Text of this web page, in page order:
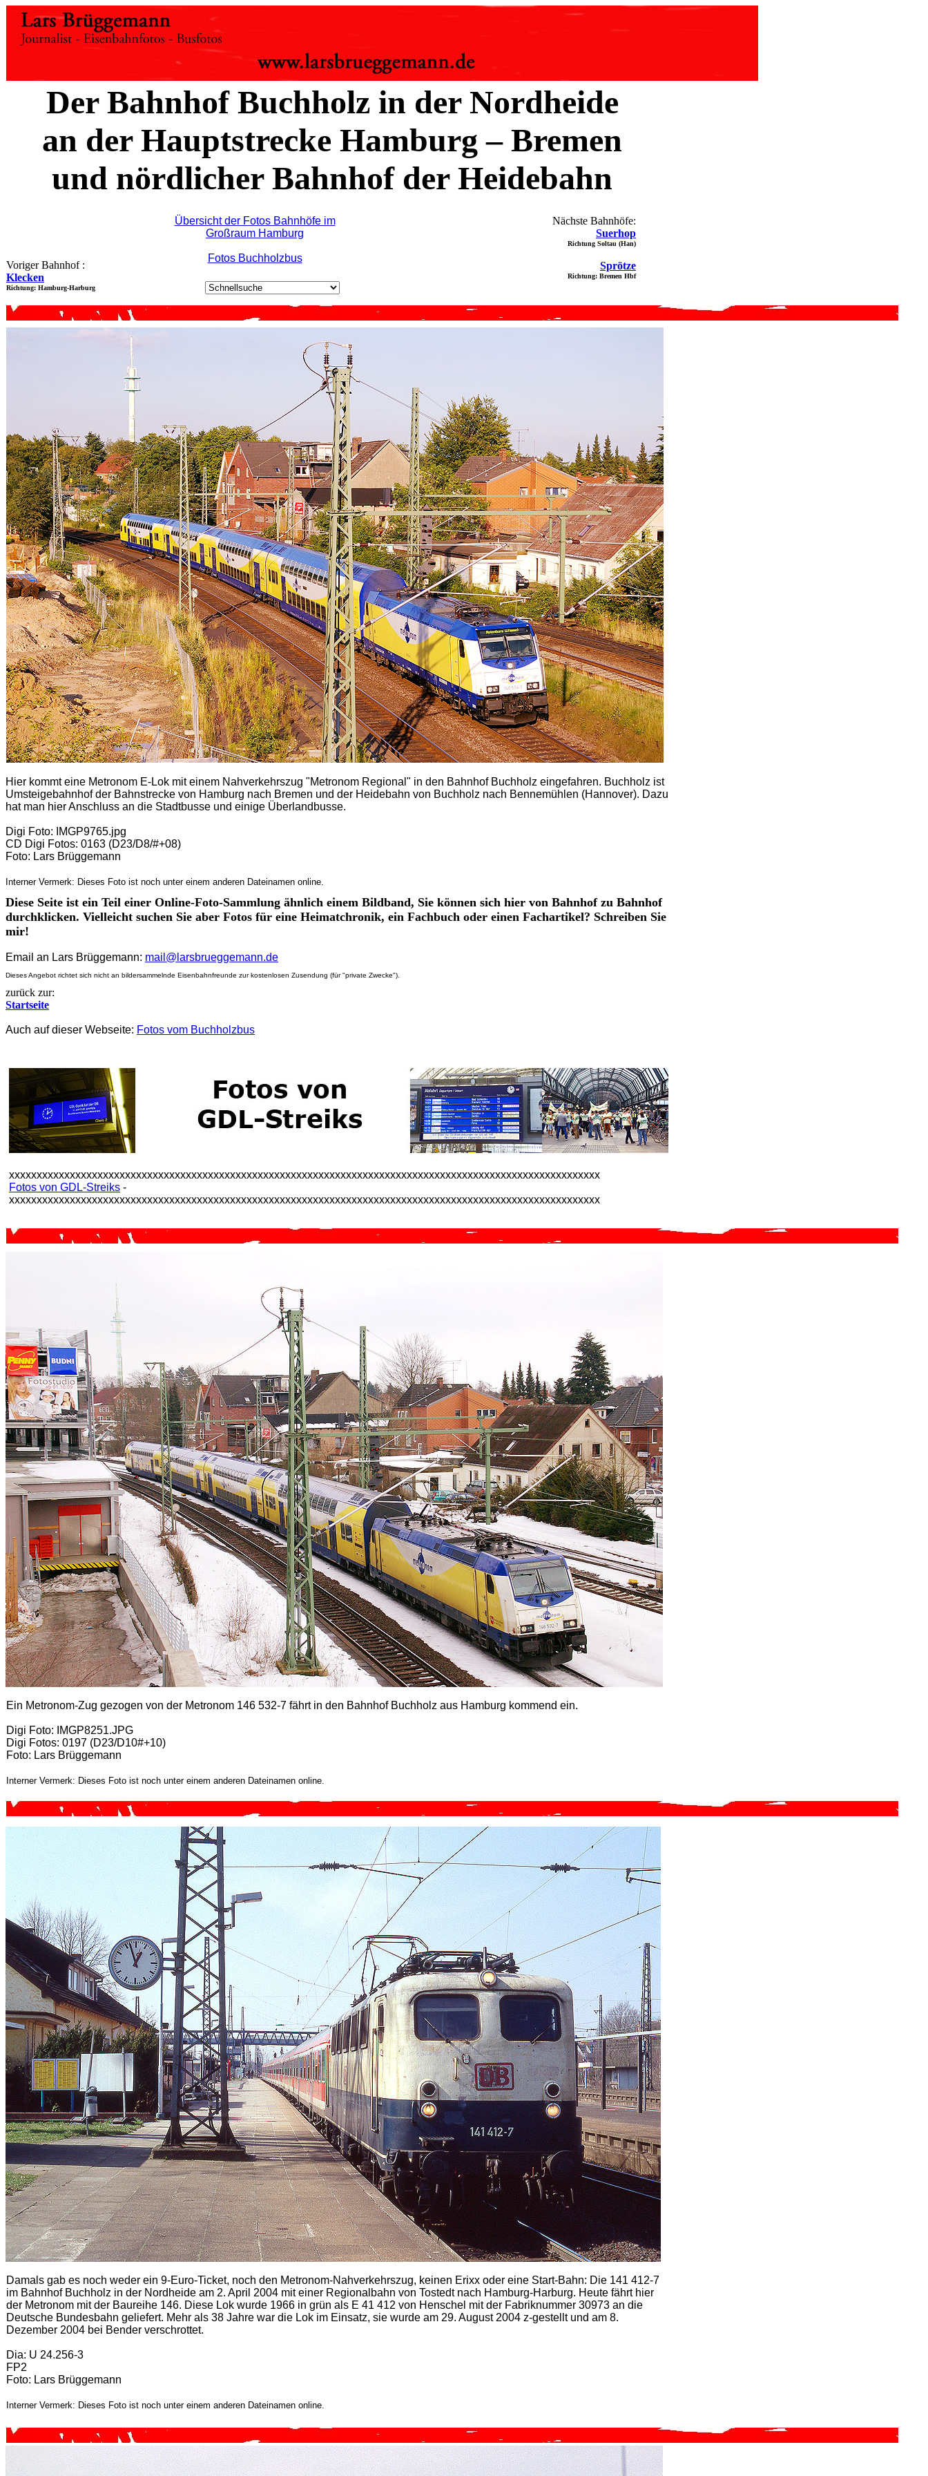
Der Bahnhof Buchholz in der Nordheide
an der Hauptstrecke Hamburg – Bremen
und nördlicher Bahnhof der Heidebahn
Übersicht der Fotos Bahnhöfe im
Großraum Hamburg
Fotos Buchholzbus
Nächste Bahnhöfe:
Suerhop
Richtung Soltau (Han)
Sprötze
Richtung: Bremen Hbf
Voriger Bahnhof :
Klecken
Richtung: Hamburg-Harburg
Hier kommt eine Metronom E-Lok mit einem Nahverkehrszug "Metronom Regional" in den Bahnhof Buchholz eingefahren. Buchholz ist
Umsteigebahnhof der Bahnstrecke von Hamburg nach Bremen und der Heidebahn von Buchholz nach Bennemühlen (Hannover). Dazu
hat man hier Anschluss an die Stadtbusse und einige Überlandbusse.
Digi Foto: IMGP9765.jpg
CD Digi Fotos: 0163 (D23/D8/#+08)
Foto: Lars Brüggemann
Interner Vermerk: Dieses Foto ist noch unter einem anderen Dateinamen online.
Diese Seite ist ein Teil einer Online-Foto-Sammlung ähnlich einem Bildband, Sie können sich hier von Bahnhof zu Bahnhof
durchklicken. Vielleicht suchen Sie aber Fotos für eine Heimatchronik, ein Fachbuch oder einen Fachartikel? Schreiben Sie
mir!
Email an Lars Brüggemann: mail@larsbrueggemann.de
Dieses Angebot richtet sich nicht an bildersammelnde Eisenbahnfreunde zur kostenlosen Zusendung (für "private Zwecke").
zurück zur:
Startseite
Auch auf dieser Webseite: Fotos vom Buchholzbus
xxxxxxxxxxxxxxxxxxxxxxxxxxxxxxxxxxxxxxxxxxxxxxxxxxxxxxxxxxxxxxxxxxxxxxxxxxxxxxxxxxxxxxxxxxxxxxxxxxxxxxxxxxx
Fotos von GDL-Streiks -
xxxxxxxxxxxxxxxxxxxxxxxxxxxxxxxxxxxxxxxxxxxxxxxxxxxxxxxxxxxxxxxxxxxxxxxxxxxxxxxxxxxxxxxxxxxxxxxxxxxxxxxxxxx
Ein Metronom-Zug gezogen von der Metronom 146 532-7 fährt in den Bahnhof Buchholz aus Hamburg kommend ein.
Digi Foto: IMGP8251.JPG
Digi Fotos: 0197 (D23/D10#+10)
Foto: Lars Brüggemann
Interner Vermerk: Dieses Foto ist noch unter einem anderen Dateinamen online.
Damals gab es noch weder ein 9-Euro-Ticket, noch den Metronom-Nahverkehrszug, keinen Erixx oder eine Start-Bahn: Die 141 412-7
im Bahnhof Buchholz in der Nordheide am 2. April 2004 mit einer Regionalbahn von Tostedt nach Hamburg-Harburg. Heute fährt hier
der Metronom mit der Baureihe 146. Diese Lok wurde 1966 in grün als E 41 412 von Henschel mit der Fabriknummer 30973 an die
Deutsche Bundesbahn geliefert. Mehr als 38 Jahre war die Lok im Einsatz, sie wurde am 29. August 2004 z-gestellt und am 8.
Dezember 2004 bei Bender verschrottet.
Dia: U 24.256-3
FP2
Foto: Lars Brüggemann
Interner Vermerk: Dieses Foto ist noch unter einem anderen Dateinamen online.